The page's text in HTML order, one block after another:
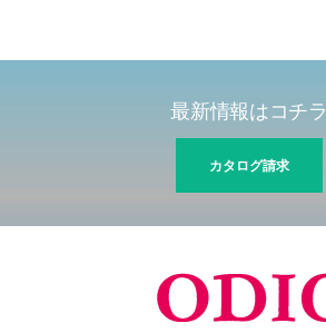
最新情報はコチラ
カタログ請求